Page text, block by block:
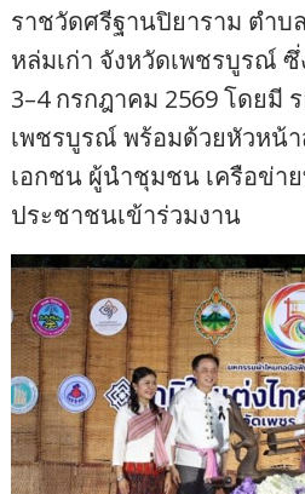
ราชวัดศรีฐานปิยาราม ตำบ
หล่มเก่า จังหวัดเพชรบูรณ์
3–4 กรกฎาคม 2569 โดยมี
เพชรบูรณ์ พร้อมด้วยหัวหน้
เอกชน ผู้นำชุมชน เครือข่า
ประชาชนเข้าร่วมงาน